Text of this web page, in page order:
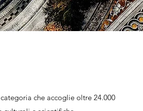
che accoglie oltre 24.000